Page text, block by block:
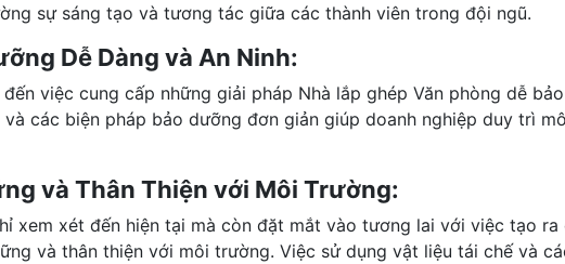
sự sáng tạo và tương tác giữa các thành viên trong đội ngũ.
Dễ Dàng và An Ninh:
việc cung cấp những giải pháp Nhà lắp ghép Văn phòng dễ
và các biện pháp bảo dưỡng đơn giản giúp doanh nghiệp duy trì
và Thân Thiện với Môi Trường:
xem xét đến hiện tại mà còn đặt mắt vào tương lai với việc tạo ra
và thân thiện với môi trường. Việc sử dụng vật liệu tái chế và